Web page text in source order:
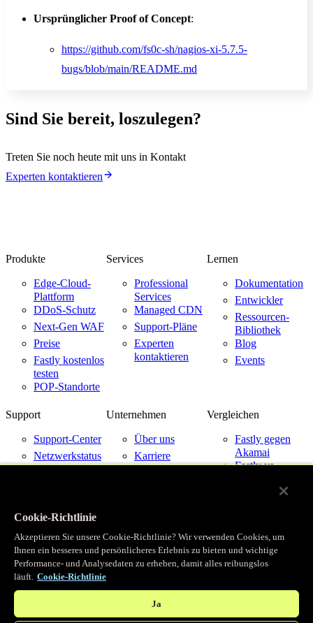
Ursprünglicher Proof of Concept:
https://github.com/fs0c-sh/nagios-xi-5.7.5-
bugs/blob/main/README.md
Sind Sie bereit, loszulegen?
Treten Sie noch heute mit uns in Kontakt
Experten kontaktieren
Produkte
Edge-Cloud-
Plattform
DDoS-Schutz
Next-Gen WAF
Preise
Fastly kostenlos
testen
POP-Standorte
Services
Professional
Services
Managed CDN
Support-Pläne
Experten
kontaktieren
Lernen
Dokumentation
Entwickler
Ressourcen-
Bibliothek
Blog
Events
Support
Support-Center
Netzwerkstatus
Unternehmen
Über uns
Karriere
Relations
Vertrauen
Vergleichen
Fastly gegen
Akamai
Fastly vs.
Cloud-
Anbietern
Datenschutzrichtlinie
X
Instagram
Cookie-Richtlinie
Akzeptieren Sie unsere Cookie-Richtlinie? Wir verwenden Cookies, um
Ihnen ein besseres und persönlicheres Erlebnis zu bieten und wichtige
Performance- und Analysedaten zu erheben, damit alles reibungslos
läuft. Cookie-Richtlinie
Ja